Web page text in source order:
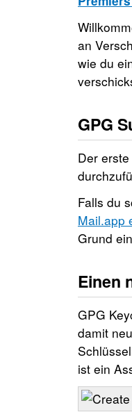
an
wie du
GPG
Der
Falls du
Mail.app
Grund
Einen
GPG
damit
ist ein